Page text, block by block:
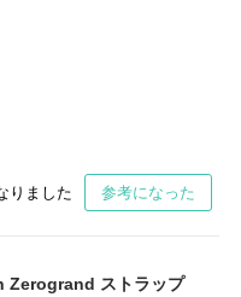
りました 参考になった
Zerogrand ストラップ